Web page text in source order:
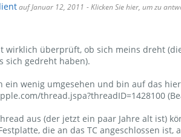
auf Januar 12, 2011 - Klicken Sie hier, um zu
wirklich überprüft, ob sich meins dreht
sich gedreht haben).
ein wenig umgesehen und bin auf das
thread.jspa?threadID=1428100
aus (der jetzt ein paar Jahre alt ist)
die an das TC angeschlossen ist,